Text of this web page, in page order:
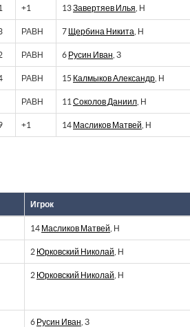
+1 13Завертяев Илья , Н
РАВН 7 Щербина Никита , Н
РАВН 6 Русин Иван , З
РАВН 15 Калмыков Александр , Н
РАВН 11 Соколов Даниил , Н
+1 14 Масликов Матвей , Н
Игрок
14 Масликов Матвей , Н
2 Юрковский Николай , Н
2 Юрковский Николай , Н
6 Русин Иван , З